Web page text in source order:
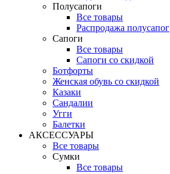
Полусапоги
Все товары
Распродажа полусапог
Сапоги
Все товары
Сапоги со скидкой
Ботфорты
Женская обувь со скидкой
Казаки
Сандалии
Угги
Балетки
АКСЕССУАРЫ
Все товары
Сумки
Все товары